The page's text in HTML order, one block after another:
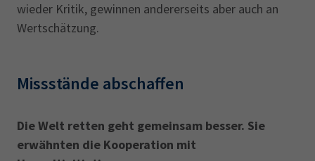
wieder Kritik, gewinnen andererseits aber auch an
Wertschätzung.
Missstände abschaffen
Die Welt retten geht gemeinsam besser. Sie
erwähnten die Kooperation mit